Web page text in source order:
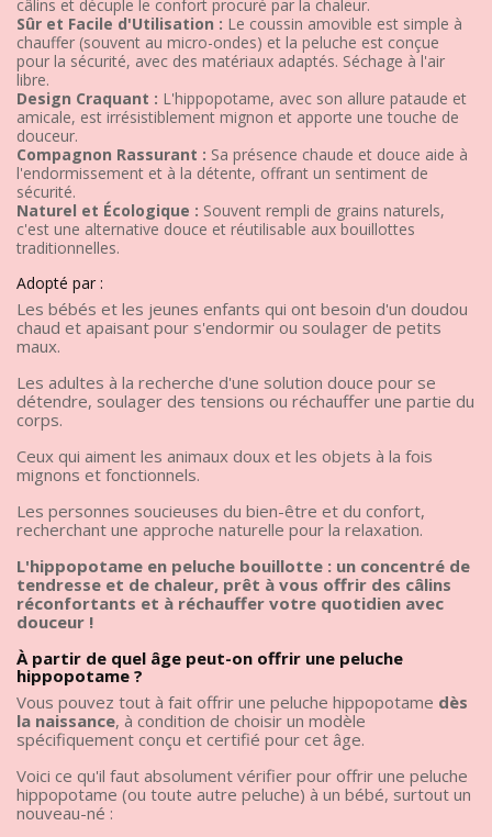
câlins et décuple le confort procuré par la chaleur.
Sûr et Facile d'Utilisation : Le coussin amovible est simple à
chauffer (souvent au micro-ondes) et la peluche est conçue
pour la sécurité, avec des matériaux adaptés. Séchage à l'air
libre.
Design Craquant : L'hippopotame, avec son allure pataude et
amicale, est irrésistiblement mignon et apporte une touche de
douceur.
Compagnon Rassurant : Sa présence chaude et douce aide à
l'endormissement et à la détente, offrant un sentiment de
sécurité.
Naturel et Écologique : Souvent rempli de grains naturels,
c'est une alternative douce et réutilisable aux bouillottes
traditionnelles.
Adopté par :
Les bébés et les jeunes enfants qui ont besoin d'un doudou
chaud et apaisant pour s'endormir ou soulager de petits
maux.
Les adultes à la recherche d'une solution douce pour se
détendre, soulager des tensions ou réchauffer une partie du
corps.
Ceux qui aiment les animaux doux et les objets à la fois
mignons et fonctionnels.
Les personnes soucieuses du bien-être et du confort,
recherchant une approche naturelle pour la relaxation.
L'hippopotame en peluche bouillotte : un concentré de
tendresse et de chaleur, prêt à vous offrir des câlins
réconfortants et à réchauffer votre quotidien avec
douceur !
À partir de quel âge peut-on offrir une peluche
hippopotame ?
Vous pouvez tout à fait offrir une peluche hippopotame dès
la naissance, à condition de choisir un modèle
spécifiquement conçu et certifié pour cet âge.
Voici ce qu'il faut absolument vérifier pour offrir une peluche
hippopotame (ou toute autre peluche) à un bébé, surtout un
nouveau-né :